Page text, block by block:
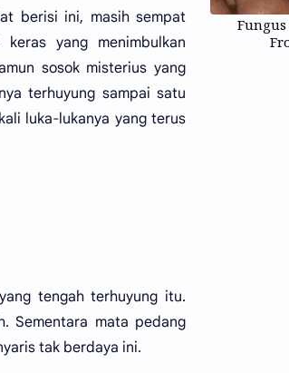
berisi ini, masih sempat
yang menimbulkan
sosok misterius yang
terhuyung sampai satu
luka-lukanya yang terus
tengah terhuyung itu.
Sementara mata pedang
tak berdaya ini.